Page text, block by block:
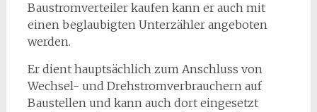
Baustromverteiler kaufen kann er auch mit
einen beglaubigten Unterzähler angeboten
werden.
Er dient hauptsächlich zum Anschluss von
Wechsel- und Drehstromverbrauchern auf
Baustellen und kann auch dort eingesetzt